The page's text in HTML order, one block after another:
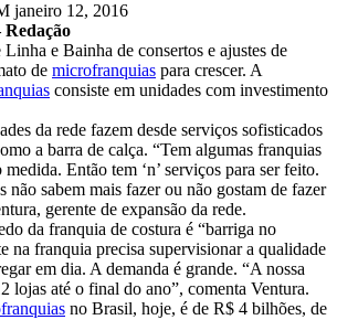
janeiro 12, 2016
e Bainha de consertos e ajustes de
de microfranquias para crescer. A
consiste em unidades com investimento
da rede fazem desde serviços sofisticados
a barra de calça. “Tem algumas franquias
Então tem ‘n’ serviços para ser feito.
não sabem mais fazer ou não gostam de fazer
gerente de expansão da rede.
da franquia de costura é “barriga no
na franquia precisa supervisionar a qualidade
em dia. A demanda é grande. “A nossa
lojas até o final do ano”, comenta Ventura.
no Brasil, hoje, é de R$ 4 bilhões, de